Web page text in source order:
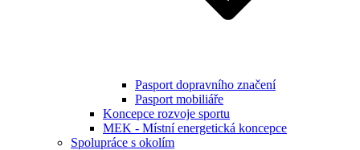
Pasport dopravního značení
Pasport mobiliáře
Koncepce rozvoje sportu
MEK - Místní energetická koncepce
Spolupráce s okolím